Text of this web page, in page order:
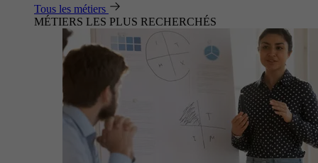
Tous les métiers
MÉTIERS LES PLUS RECHERCHÉS